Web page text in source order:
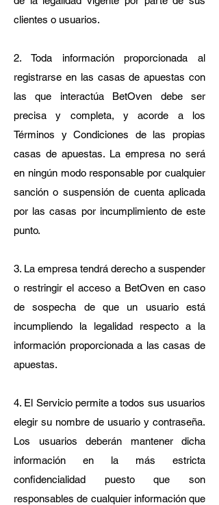
clientes o usuarios.
2. Toda información proporcionada al
registrarse en las casas de apuestas con
las que interactúa BetOven debe ser
precisa y completa, y acorde a los
Términos y Condiciones de las propias
casas de apuestas. La empresa no será
en ningún modo responsable por cualquier
sanción o suspensión de cuenta aplicada
por las casas por incumplimiento de este
punto.
3. La empresa tendrá derecho a suspender
o restringir el acceso a BetOven en caso
de sospecha de que un usuario está
incumpliendo la legalidad respecto a la
información proporcionada a las casas de
apuestas.
4. El Servicio permite a todos sus usuarios
elegir su nombre de usuario y contraseña.
Los usuarios deberán mantener dicha
información en la más estricta
confidencialidad puesto que son
responsables de cualquier información que